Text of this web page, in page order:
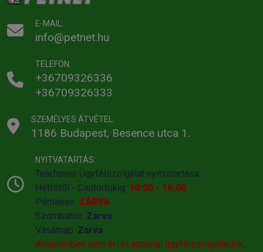
E-MAIL:
info@petnet.hu
TELEFON:
+36709326336
+36709326333
SZEMÉLYES ÁTVÉTEL:
1186 Budapest, Besence utca 1.
NYITVATARTÁS:
Telefonos Ügyfélszolgálat nyitvatartása:
Hétfőtől - Csütörtökig: 10:00 - 16:00
Pénteken: ZÁRVA
Szombaton: Zárva
Vasárnap: Zárva
Amennyiben nem éri el azonnal ügyfélszolgálatunk,